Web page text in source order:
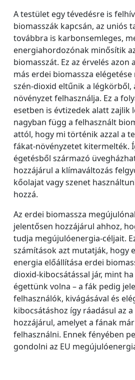
A testület egy tévedésre is
biomasszák kapcsán, az uniós
továbbra is karbonsemleges,
energiahordozónak minősítik
biomasszát. Ez az érvelés azon
más erdei biomassza
szén-dioxid eltűnik a légkörből,
növényzet felhasználja. Ez a
esetben is évtizedek alatt zajlik
nagyban függ a felhasznált
attól, hogy mi történik azzal a
fákat-növényzetet kitermelték.
égetésből származó
hozzájárul a klímaváltozás
kőolajat vagy szenet
hozzá.
Az erdei biomassza
jelentősen hozzájárul ahhoz,
tudja megújulóenergia-céljait.
számítások azt mutatják, hogy
energia előállítása erdei
dioxid-kibocsátással jár, mint
égettünk volna – a fák pedig
felhasználók, kivágásával és
kibocsátáshoz így ráadásul az
hozzájárul, amelyet a fának
felhasználni. Ennek fényében
gondolni az EU